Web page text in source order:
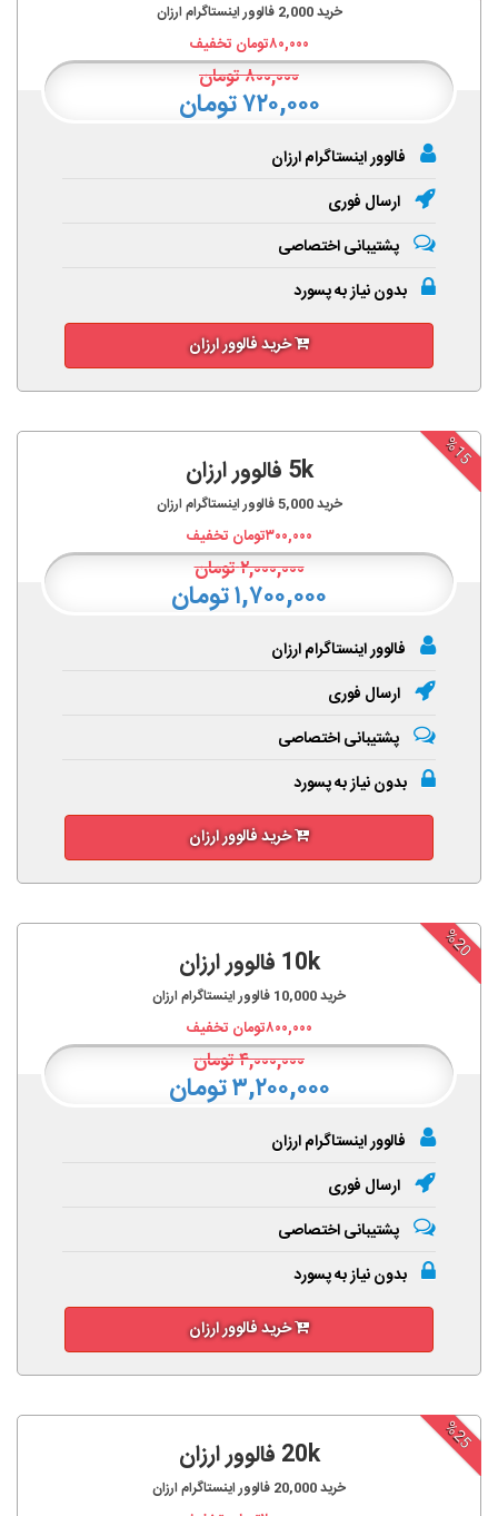
خرید2,000 فالوور اینستاگرام ارزان
۸۰,۰۰۰تومان تخفیف
۸۰۰,۰۰۰تومان
۷۲۰,۰۰۰ تومان
فالوور اینستاگرام ارزان
ارسال فوری
پشتیبانی اختصاصی
بدون نیاز به پسورد
خرید فالوور ارزان
%15
5k فالوور ارزان
خرید5,000فالوور اینستاگرام ارزان
۳۰۰,۰۰۰تومان تخفیف
۲,۰۰۰,۰۰۰تومان
۱,۷۰۰,۰۰۰ تومان
فالوور اینستاگرام ارزان
ارسال فوری
پشتیبانی اختصاصی
بدون نیاز به پسورد
خرید فالوور ارزان
%20
10k فالوور ارزان
خرید10,000 فالوور اینستاگرام ارزان
۸۰۰,۰۰۰تومان تخفیف
۴,۰۰۰,۰۰۰تومان
۳,۲۰۰,۰۰۰ تومان
فالوور اینستاگرام ارزان
ارسال فوری
پشتیبانی اختصاصی
بدون نیاز به پسورد
خرید فالوور ارزان
%25
20k فالوور ارزان
خرید20,000 فالوور اینستاگرام ارزان